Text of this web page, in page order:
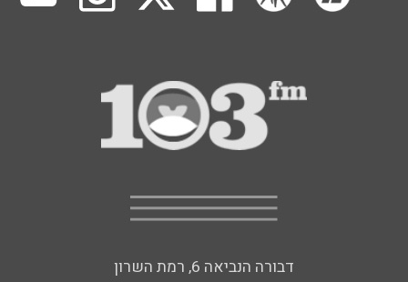
דבורה הנביאה 6, רמת השרון